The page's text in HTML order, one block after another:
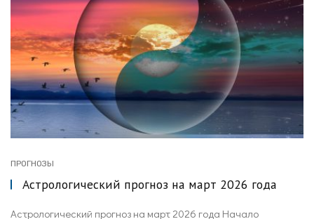
ПРОГНОЗЫ
Астрологический прогноз на март 2026 года
Астрологический прогноз на март 2026 года Начало